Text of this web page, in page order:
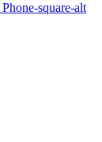
Phone-square-alt